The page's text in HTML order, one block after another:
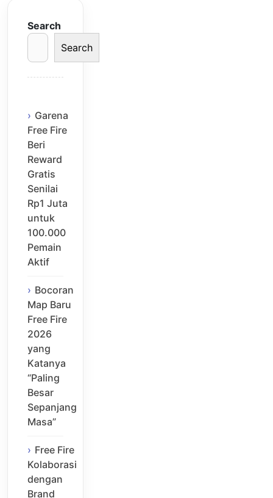
Search
Search
Garena
Free Fire
Beri
Reward
Gratis
Senilai
Rp1 Juta
untuk
100.000
Pemain
Aktif
Bocoran
Map Baru
Free Fire
2026
yang
Katanya
“Paling
Besar
Sepanjang
Masa”
Free Fire
Kolaborasi
dengan
Brand